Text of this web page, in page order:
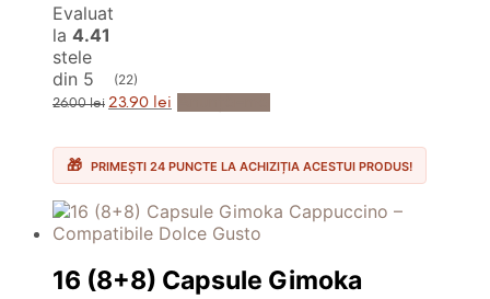
Evaluat
la 4.41
stele
din 5
(22)
26.00lei Prețul
inițial
fost:
26.00 lei.
23.90 lei Prețul
curent
23.90 lei.
PRIMEȘTI 24 PUNCTE LA ACHIZIȚIA ACESTUI PRODUS!
16 (8+8) Capsule Gimoka